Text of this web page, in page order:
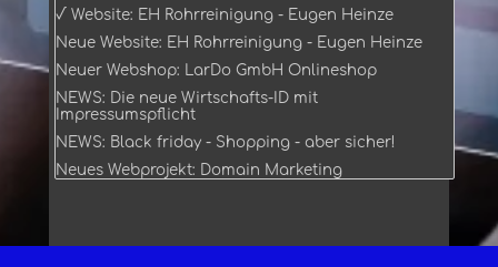
√ Website: EH Rohrreinigung - Eugen Heinze
Neue Website: EH Rohrreinigung - Eugen Heinze
Neuer Webshop: LarDo GmbH Onlineshop
NEWS: Die neue Wirtschafts-ID mit
Impressumspflicht
NEWS: Black friday - Shopping - aber sicher!
Neues Webprojekt: Domain Marketing